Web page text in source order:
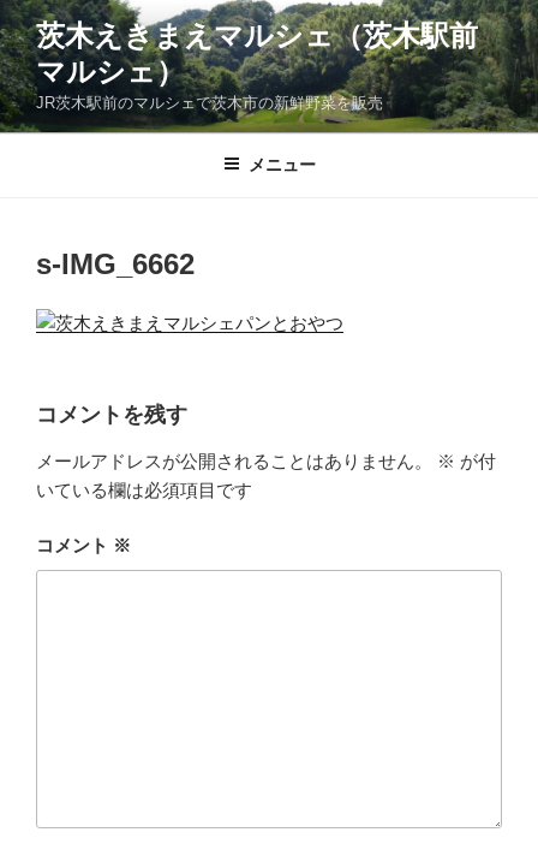
コ
ン
テ
ン
ツ
茨木えきまえマルシェ（茨木駅前
マルシェ）
JR茨木駅前のマルシェで茨木市の新鮮野菜を販売
メニュー
s-IMG_6662
コメントを残す
メールアドレスが公開されることはありません。 ※ が付
いている欄は必須項目です
コメント ※